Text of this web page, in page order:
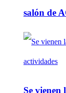
salón de
Se vienen